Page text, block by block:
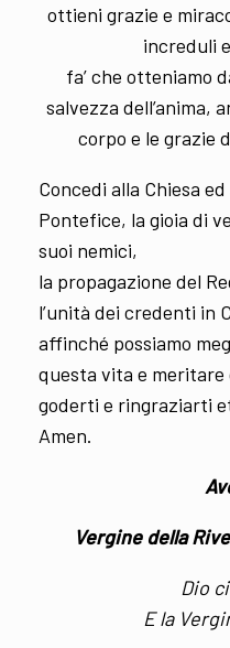
ottieni grazie e
increduli
fa’ che otteniamo
salvezza dell’anima,
corpo e le grazie
Concedi alla Chiesa
Pontefice, la gioia di
suoi nemici,
la propagazione del
l’unità dei credenti in
affinché possiamo
questa vita e meritare
goderti e ringraziarti
Amen.
Vergine della
Dio
E la